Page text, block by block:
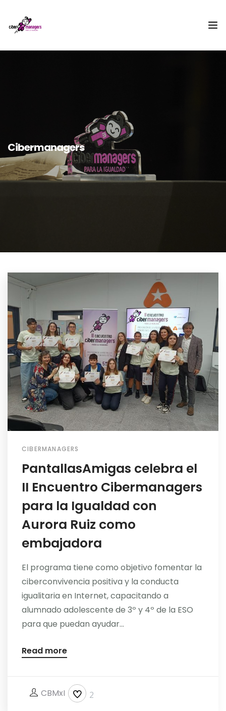
II Encuentro Cibermanagers
Acceso CBMxI
Cibermanagers
CIBERMANAGERS
PantallasAmigas celebra el
II Encuentro Cibermanagers
para la Igualdad con
Aurora Ruiz como
embajadora
El programa tiene como objetivo fomentar la
ciberconvivencia positiva y la conducta
igualitaria en Internet, capacitando a
alumnado adolescente de 3º y 4º de la ESO
para que puedan ayudar...
Read more
CBMxI 2